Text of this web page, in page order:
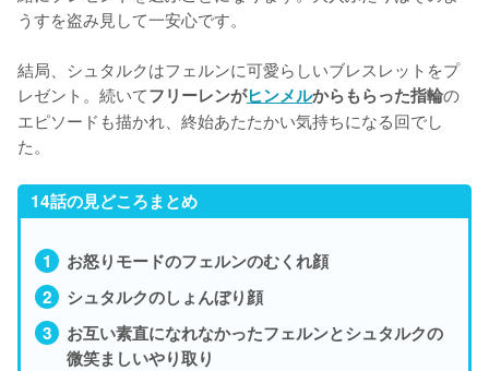
うすを盗み見して一安心です。
結局、シュタルクはフェルンに可愛らしいブレスレットをプ
レゼント。続いてフリーレンがヒンメルからもらった指輪の
エピソードも描かれ、終始あたたかい気持ちになる回でし
た。
14話の見どころまとめ
お怒りモードのフェルンのむくれ顔
シュタルクのしょんぼり顔
お互い素直になれなかったフェルンとシュタルクの
微笑ましいやり取り